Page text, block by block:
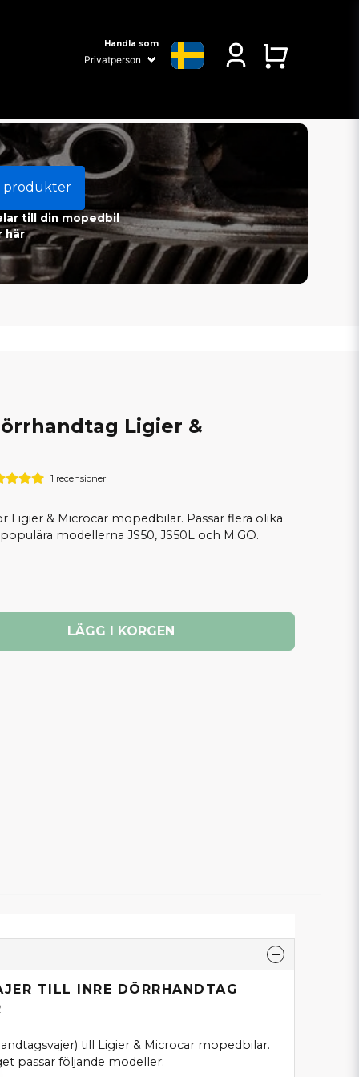
Handla som
produkter
till din mopedbil
här
Ligier &
1 recensioner
Ligier & Microcar mopedbilar. Passar flera olika
modellerna JS50, JS50L och M.GO.
LÄGG I KORGEN
TILL INRE DÖRRHANDTAG
till Ligier & Microcar mopedbilar.
passar följande modeller: